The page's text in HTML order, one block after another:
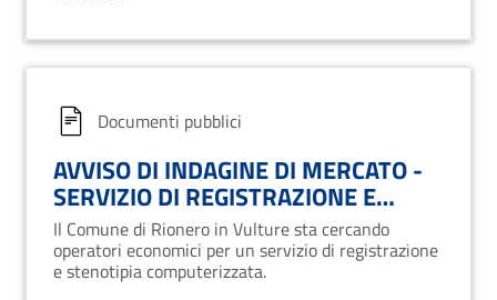
Documenti pubblici
AVVISO DI INDAGINE DI MERCATO -
SERVIZIO DI REGISTRAZIONE E
STENOTIPIA DEI VERBALI DEL
CONSIGLIO COMUNALE
Il Comune di Rionero in Vulture sta cercando
operatori economici per un servizio di registrazione
e stenotipia computerizzata.